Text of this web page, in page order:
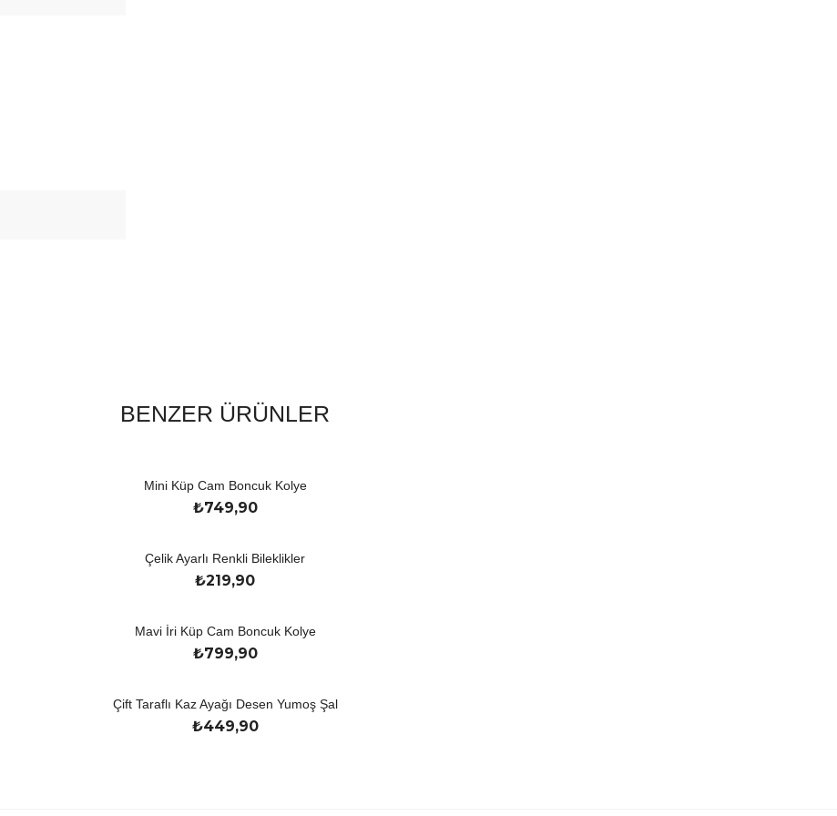
BENZER ÜRÜNLER
Mini Küp Cam Boncuk Kolye
₺749,90
Çelik Ayarlı Renkli Bileklikler
₺219,90
Mavi İri Küp Cam Boncuk Kolye
₺799,90
Çift Taraflı Kaz Ayağı Desen Yumoş Şal
₺449,90